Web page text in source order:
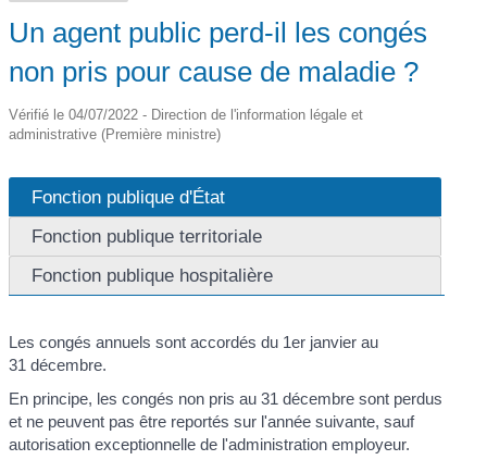
Un agent public perd-il les congés
non pris pour cause de maladie ?
Vérifié le 04/07/2022 - Direction de l'information légale et
administrative (Première ministre)
Fonction publique d'État
Fonction publique territoriale
Fonction publique hospitalière
Les congés annuels sont accordés du 1er janvier au
31 décembre.
En principe, les congés non pris au 31 décembre sont perdus
et ne peuvent pas être reportés sur l'année suivante, sauf
autorisation exceptionnelle de l'administration employeur.